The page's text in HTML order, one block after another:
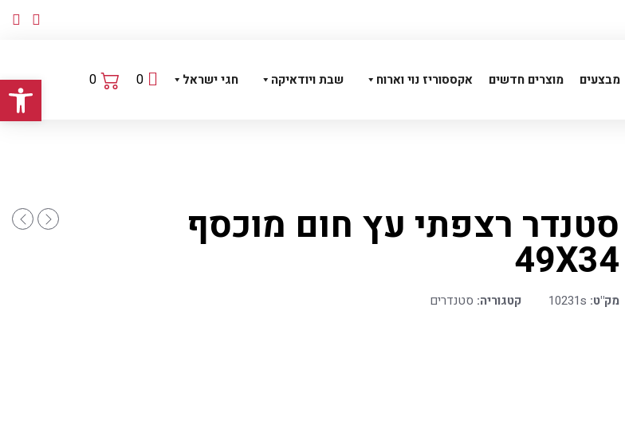
מבצעים מוצרים חדשים אקססוריז נוי וארוח שבת ויודאיקה חגי ישראל 0
0
סטנדר רצפתי עץ חום מוכסף
49X34
נטלה נרוסטה*נטו
קלף מזוזה 12ס"מ * נטו
מק"ט: 10231s קטגוריה: סטנדרים